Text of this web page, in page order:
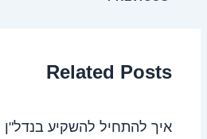
Related Posts
איך להתחיל להשקיע בנדל"ן